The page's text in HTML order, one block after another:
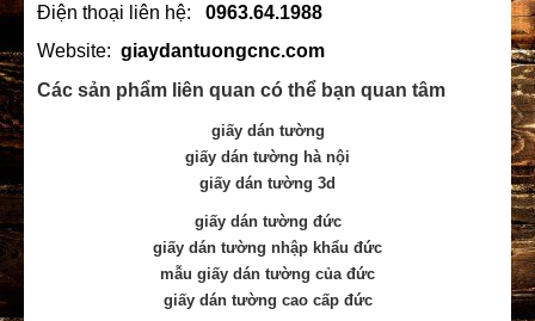
Điện thoại liên hệ: 0963.64.1988
Website: giaydantuongcnc.com
Các sản phẩm liên quan có thể bạn quan tâm
giấy dán tường
giấy dán tường hà nội
giấy dán tường 3d
giấy dán tường đức
giấy dán tường nhập khẩu đức
mẫu giấy dán tường của đức
giấy dán tường cao cấp đức